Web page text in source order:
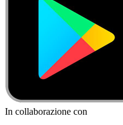
In collaborazione con